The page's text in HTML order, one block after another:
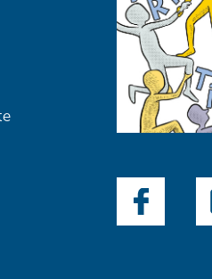
Social